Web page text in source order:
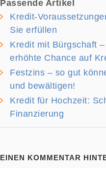
Passende Artikel
Kredit-
Sie erfüllen
Kredit mit Bürgschaft
erhöhte Chance auf
Festzins – so gut
und bewältigen!
Kredit für Hochzeit:
Finanzierung
EINEN KOMMENTAR